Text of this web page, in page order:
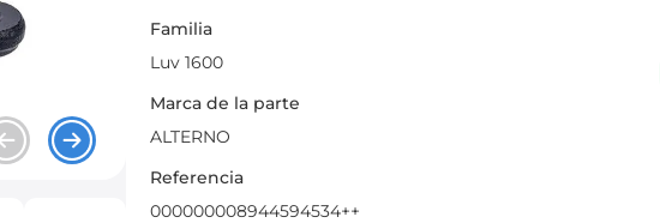
Familia
Luv 1600
Marca de la parte
ALTERNO
Referencia
000000008944594534++